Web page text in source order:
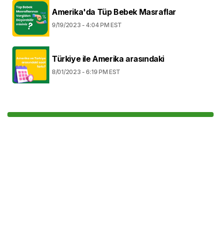
Amerika'da Tüp Bebek Masraflar
9/19/2023 - 4:04 PM EST
Türkiye ile Amerika arasındaki
8/01/2023 - 6:19 PM EST